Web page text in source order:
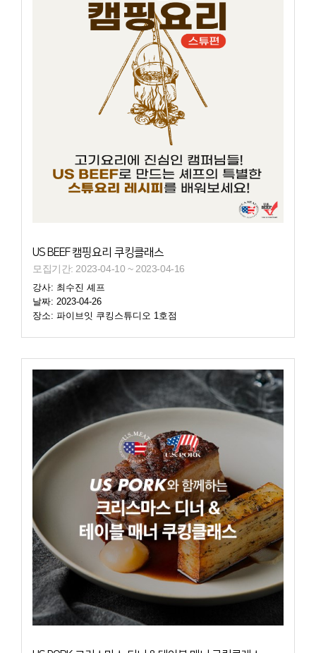
US BEEF 캠핑요리 쿠킹클래스
모집기간: 2023-04-10 ~ 2023-04-16
강사: 최수진 셰프
날짜: 2023-04-26
장소: 파이브잇 쿠킹스튜디오 1호점